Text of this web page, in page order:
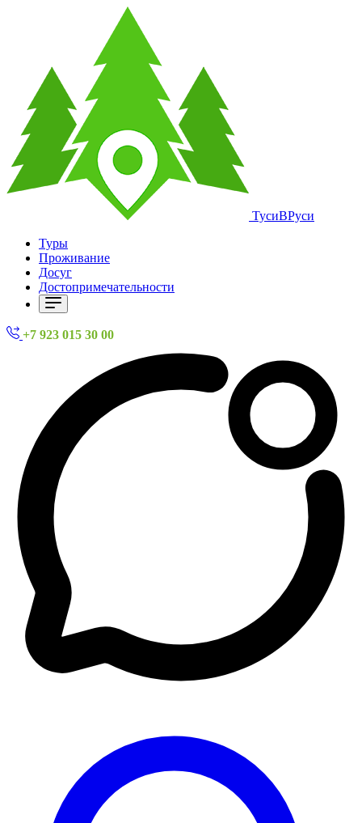
ТусиВРуси
Туры
Проживание
Досуг
Достопримечательности
+7 923 015 30 00